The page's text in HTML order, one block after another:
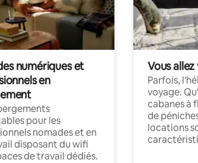
numériques et
en
pour les
nomades et en
disposant du wifi
de travail dédiés.
Vous
Parfois,
voyage.
cabanes à
de
locations